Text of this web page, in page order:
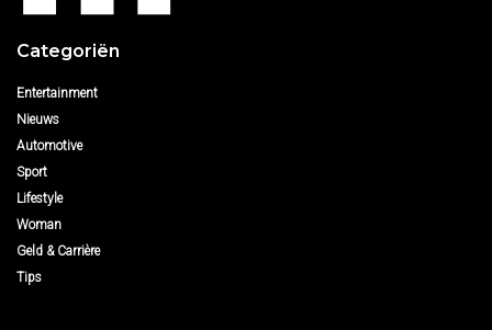
Categoriën
Entertainment
Nieuws
Automotive
Sport
Lifestyle
Woman
Geld & Carrière
Tips